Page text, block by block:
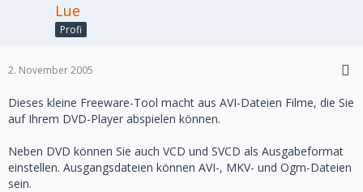
Lue
Profi
2. November 2005
Dieses kleine Freeware-Tool macht aus AVI-Dateien Filme, die Sie
auf Ihrem DVD-Player abspielen können.
Neben DVD können Sie auch VCD und SVCD als Ausgabeformat
einstellen. Ausgangsdateien können AVI-, MKV- und Ogm-Dateien
sein.